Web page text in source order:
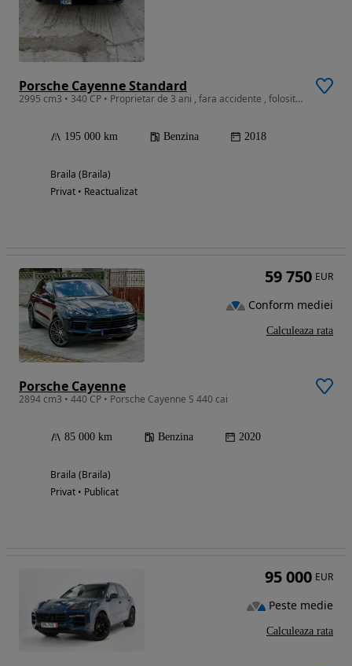
Porsche Cayenne Standard
2995 cm3 • 340 CP • Proprietar de 3 ani , fara accidente , folosita ca masina de week end
195 000 km Benzina 2018
Braila (Braila)
Privat • Reactualizat
Porsche Cayenne
2894 cm3 • 440 CP • Porsche Cayenne S 440 cai
85 000 km Benzina 2020
Braila (Braila)
Privat • Publicat
59 750 EUR
Conform mediei
Calculeaza rata
95 000 EUR
Peste medie
Calculeaza rata